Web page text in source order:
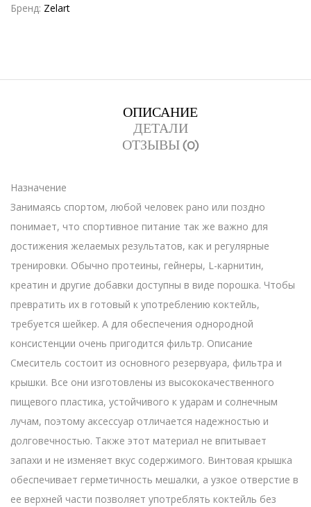
Бренд: Zelart
ОПИСАНИЕ
ДЕТАЛИ
ОТЗЫВЫ (0)
Назначение
Занимаясь спортом, любой человек рано или поздно
понимает, что спортивное питание так же важно для
достижения желаемых результатов, как и регулярные
тренировки. Обычно протеины, гейнеры, L-карнитин,
креатин и другие добавки доступны в виде порошка. Чтобы
превратить их в готовый к употреблению коктейль,
требуется шейкер. А для обеспечения однородной
консистенции очень пригодится фильтр. Описание
Смеситель состоит из основного резервуара, фильтра и
крышки. Все они изготовлены из высококачественного
пищевого пластика, устойчивого к ударам и солнечным
лучам, поэтому аксессуар отличается надежностью и
долговечностью. Также этот материал не впитывает
запахи и не изменяет вкус содержимого. Винтовая крышка
обеспечивает герметичность мешалки, а узкое отверстие в
ее верхней части позволяет употреблять коктейль без